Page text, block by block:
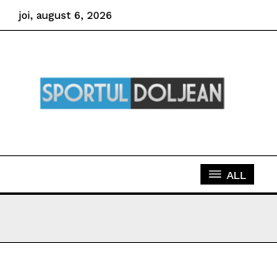
joi, august 6, 2026
ALL